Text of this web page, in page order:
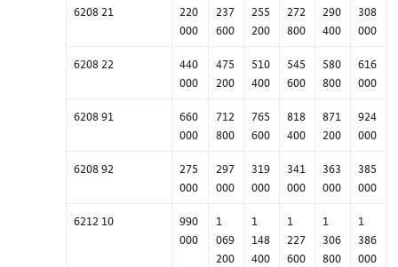
6208 21
220
000
237
600
255
200
272
800
290
400
308
000
6208 22
440
000
475
200
510
400
545
600
580
800
616
000
6208 91
660
000
712
800
765
600
818
400
871
200
924
000
6208 92
275
000
297
000
319
000
341
000
363
000
385
000
6212 10
990
000
1
069
200
1
148
400
1
227
600
1
306
800
1
386
000